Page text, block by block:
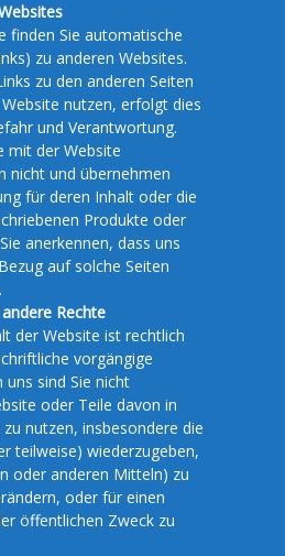
finden Sie automatische
zu anderen Websites.
zu den anderen Seiten
nutzen, erfolgt dies
und Verantwortung.
mit der Website
nicht und übernehmen
für deren Inhalt oder die
Produkte oder
anerkennen, dass uns
auf solche Seiten
Rechte
der Website ist rechtlich
vorgängige
uns sind Sie nicht
oder Teile davon in
nutzen, insbesondere die
teilweise) wiederzugeben,
oder anderen Mitteln) zu
oder für einen
öffentlichen Zweck zu